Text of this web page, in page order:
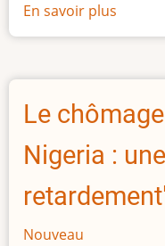
En savoir plus
La
taille
Le
Nigeria :
Nouveau